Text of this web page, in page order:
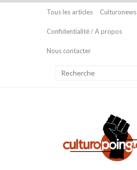
Tous les articles Culturonews
Confidentialité / A propos
Nous contacter